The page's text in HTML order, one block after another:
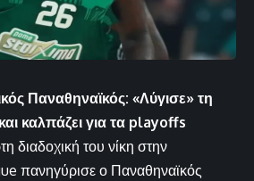
Παναθηναϊκός: «Λύγισε» τη
καλπάζει για τα playoffs
διαδοχική του νίκη στην
πανηγύρισε ο Παναθηναϊκός